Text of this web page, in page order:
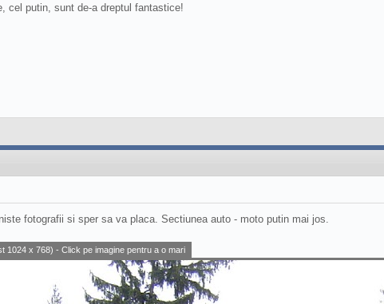
cel putin, sunt de-a dreptul fantastice!
fotografii si sper sa va placa. Sectiunea auto - moto putin mai jos.
1024 x 768) - Click pe imagine pentru a o mari